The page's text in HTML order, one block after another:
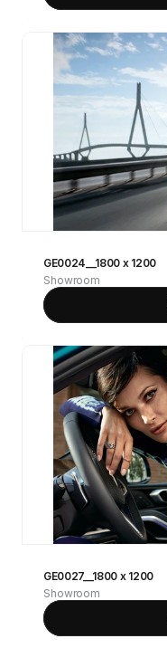
GE0024__1800 x 1200
Showroom
GE0027__1800 x 1200
Showroom